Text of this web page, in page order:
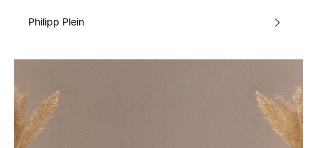
Philipp Plein